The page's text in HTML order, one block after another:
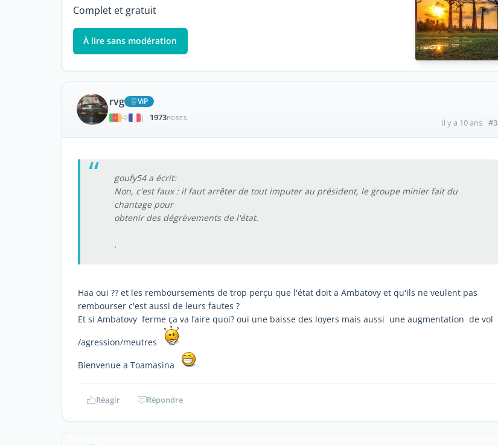
Complet et gratuit
À lire sans modération
rvg
ViP
|
1973POSTS il y a 10 ans #3
goufy54 a écrit:
Non, c'est faux : il faut arrêter de tout imputer au président, le groupe minier fait du
chantage pour
obtenir des dégrèvements de l'état.
.
Haa oui ?? et les remboursements de trop perçu que l'état doit a Ambatovy et qu'ils ne veulent pas
rembourser c'est aussi de leurs fautes ?
Et si Ambatovy ferme ça va faire quoi? oui une baisse des loyers mais aussi une augmentation de vol
/agression/meutres
Bienvenue a Toamasina
Réagir Répondre